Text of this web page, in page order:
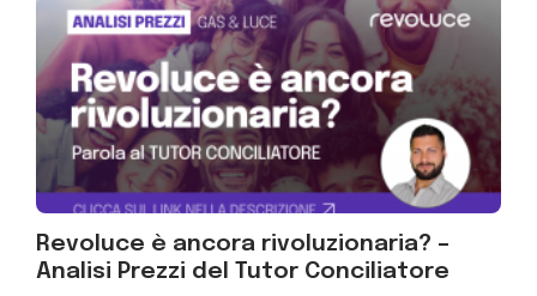
Revoluce è ancora rivoluzionaria? –
Analisi Prezzi del Tutor Conciliatore